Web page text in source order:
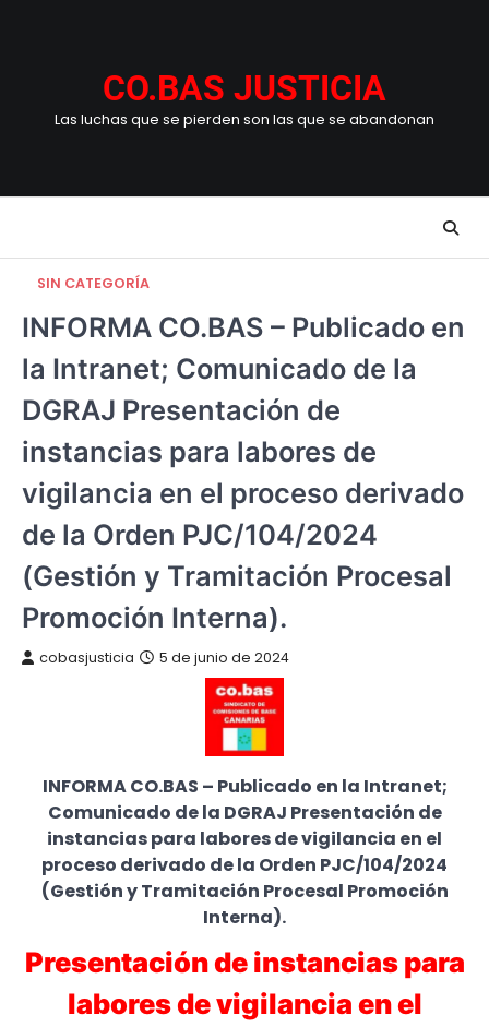
CO.BAS JUSTICIA
Las luchas que se pierden son las que se abandonan
SIN CATEGORÍA
INFORMA CO.BAS – Publicado en
la Intranet; Comunicado de la
DGRAJ Presentación de
instancias para labores de
vigilancia en el proceso derivado
de la Orden PJC/104/2024
(Gestión y Tramitación Procesal
Promoción Interna).
cobasjusticia 5 de junio de 2024
INFORMA CO.BAS – Publicado en la Intranet;
Comunicado de la DGRAJ Presentación de
instancias para labores de vigilancia en el
proceso derivado de la Orden PJC/104/2024
(Gestión y Tramitación Procesal Promoción
Interna).
Presentación de instancias para
labores de vigilancia en el